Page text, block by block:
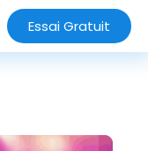
Essai Gratuit